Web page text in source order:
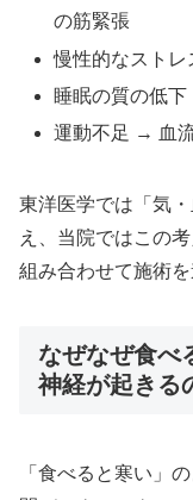
の筋緊張
慢性的なスト
睡眠の質の低
運動不足 → 血
東洋医学では「気
え、当院ではこの
組み合わせて施術を
なぜなぜ食べ
神経が起きる
「食べると寒い」